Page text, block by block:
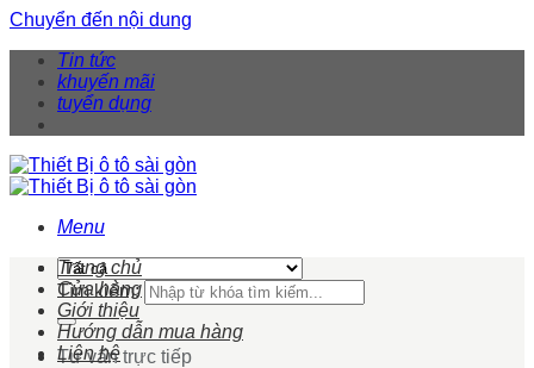
Chuyển đến nội dung
Tin tức
khuyến mãi
tuyển dụng
Menu
Tìm kiếm:
Tư vấn trực tiếp
Trang chủ
Cửa hàng
Giới thiệu
Hướng dẫn mua hàng
Liên hệ